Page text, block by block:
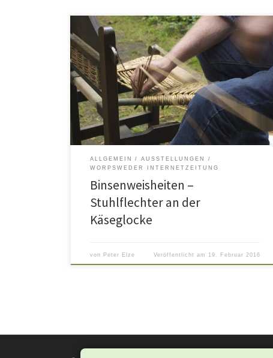
„Nein, leben kann man davon nicht“, antwortet
lachend der Stuhlflechter Hans Hermann Meyer auf die
Fragen unserer Besucher der Käseglocke, „das ist mein
Hobby“. Die Freunde Worpswedes hatten ihn
gebeten, beim Tag des Offenen Denkmals 2015, unter
dem Motto „Handwerk“, sein traditionelles Können zu
demonstrieren. Seine Motivation ist, das alte […]
ALLGEMEIN
AUSSTELLUNGEN
WORPSWEDER INTERNETZEITUNG
Binsenweisheiten –
Stuhlflechter an der
Käseglocke
von Peter Elze Veröffentlicht am 19. Februar 2016